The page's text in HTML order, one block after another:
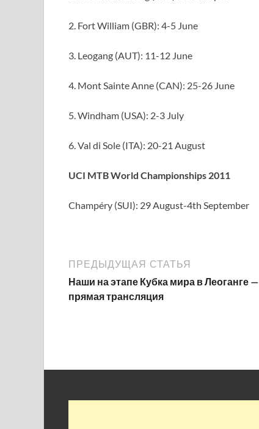
2. Fort William (GBR): 4-5 June
3. Leogang (AUT): 11-12 June
4. Mont Sainte Anne (CAN): 25-26 June
5. Windham (USA): 2-3 July
6. Val di Sole (ITA): 20-21 August
UCI MTB World Championships 2011
Champéry (SUI): 29 August-4th September
ПРЕДЫДУЩАЯ СТАТЬЯ
Наши на этапе Кубка мира в Леоганге —
прямая трансляция